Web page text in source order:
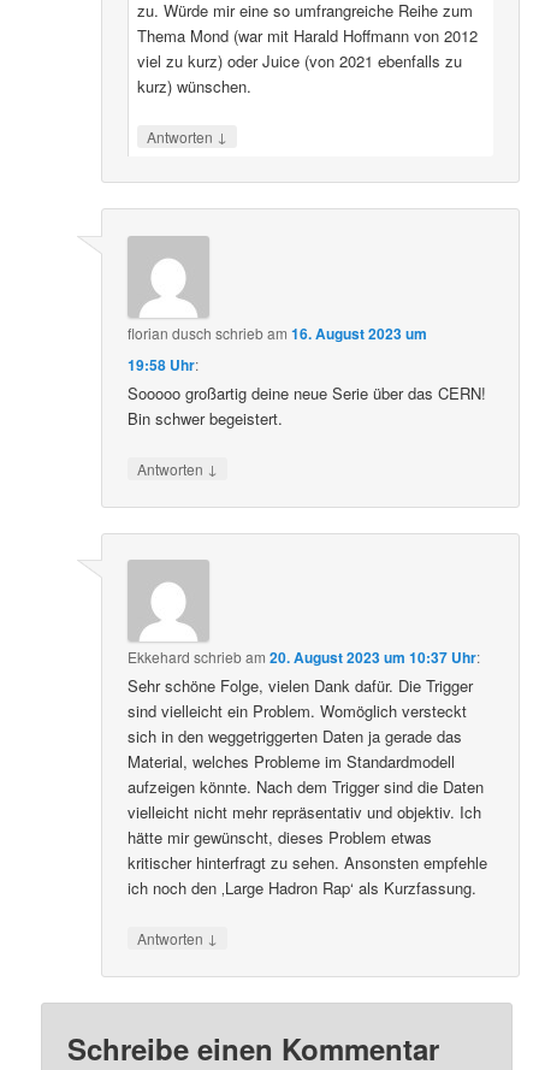
zu. Würde mir eine so umfrangreiche Reihe zum
Thema Mond (war mit Harald Hoffmann von 2012
viel zu kurz) oder Juice (von 2021 ebenfalls zu
kurz) wünschen.
Antworten ↓
florian dusch schriebam16. August 2023 um
19:58 Uhr:
Sooooo großartig deine neue Serie über das CERN!
Bin schwer begeistert.
Antworten ↓
Ekkehard schriebam20. August 2023 um 10:37 Uhr:
Sehr schöne Folge, vielen Dank dafür. Die Trigger
sind vielleicht ein Problem. Womöglich versteckt
sich in den weggetriggerten Daten ja gerade das
Material, welches Probleme im Standardmodell
aufzeigen könnte. Nach dem Trigger sind die Daten
vielleicht nicht mehr repräsentativ und objektiv. Ich
hätte mir gewünscht, dieses Problem etwas
kritischer hinterfragt zu sehen. Ansonsten empfehle
ich noch den ‚Large Hadron Rap‘ als Kurzfassung.
Antworten ↓
Schreibe einen Kommentar